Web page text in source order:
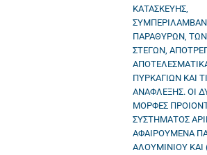
ΚΑΤΑΣΚΕΥΗΣ,
ΠΑΡΑΘΥΡΩΝ,
ΣΤΕΓΩΝ,
ΠΥΡΚΑΓΙΩΝ ΚΑΙ
ΑΝΑΦΛΕΞΗΣ. ΟΙ
ΜΟΡΦΕΣ
ΣΥΣΤΗΜΑΤΟΣ
ΑΦΑΙΡΟΥΜΕΝΑ
ΑΛΟΥΜΙΝΙΟΥ ΚΑΙ